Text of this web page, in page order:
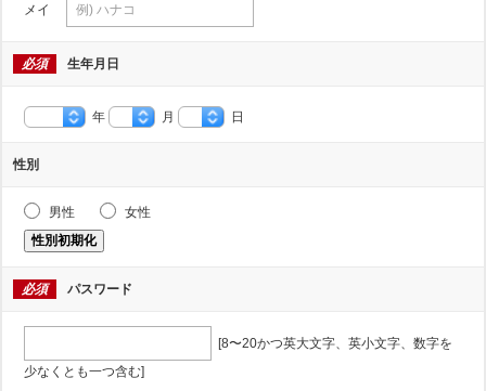
メイ
必須 生年月日
年 月 日
性別
男性
女性
性別初期化
必須 パスワード
[8〜20かつ英大文字、英小文字、数字を
少なくとも一つ含む]